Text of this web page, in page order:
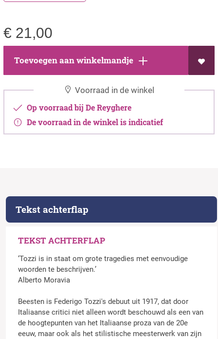
€ 21,00
Toevoegen aan winkelmandje
Voorraad in de winkel
Op voorraad bij De Reyghere
De voorraad in de winkel is indicatief
Tekst achterflap
TEKST ACHTERFLAP
‘Tozzi is in staat om grote tragedies met eenvoudige
woorden te beschrijven.’
Alberto Moravia
Beesten is Federigo Tozzi's debuut uit 1917, dat door
Italiaanse critici niet alleen wordt beschouwd als een van
de hoogtepunten van het Italiaanse proza van de 20e
eeuw, maar ook als het stilistische meesterwerk van zijn